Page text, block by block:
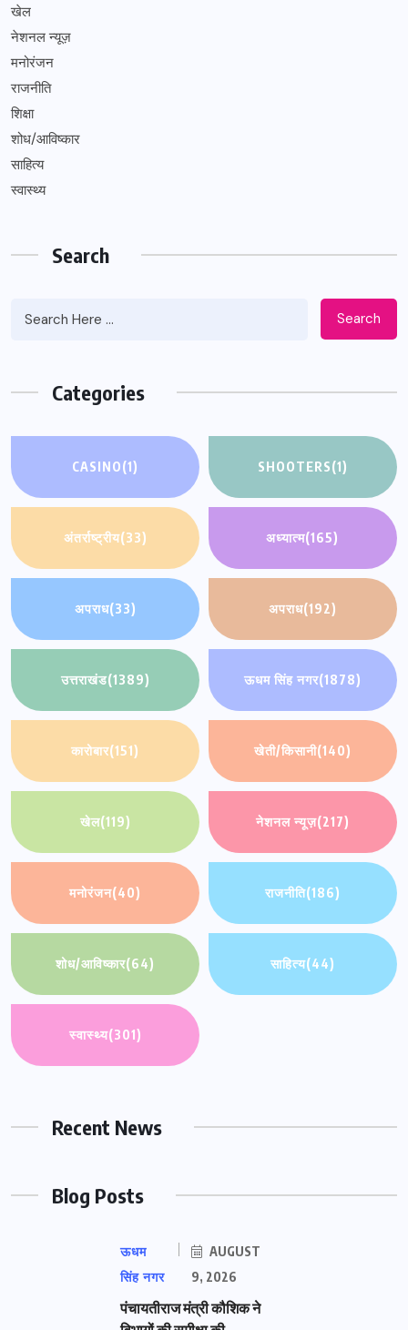
खेल
नेशनल न्यूज़
मनोरंजन
राजनीति
शिक्षा
शोध/आविष्कार
साहित्य
स्वास्थ्य
Search
Search
Categories
CASINO(1) SHOOTERS(1)
अंतर्राष्ट्रीय(33) अध्यात्म(165)
अपराध(33) अपराध(192)
उत्तराखंड(1389) ऊधम सिंह नगर(1878)
कारोबार(151) खेती/किसानी(140)
खेल(119) नेशनल न्यूज़(217)
मनोरंजन(40) राजनीति(186)
शोध/आविष्कार(64) साहित्य(44)
स्वास्थ्य(301)
Recent News
Blog Posts
ऊधम
सिंह नगर
AUGUST
9, 2026
पंचायतीराज मंत्री कौशिक ने